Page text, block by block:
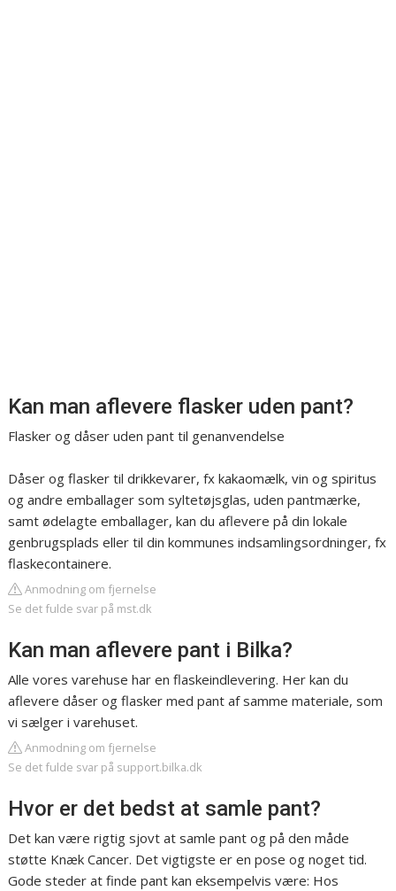
Kan man aflevere flasker uden pant?
Flasker og dåser uden pant til genanvendelse
Dåser og flasker til drikkevarer, fx kakaomælk, vin og spiritus
og andre emballager som syltetøjsglas, uden pantmærke,
samt ødelagte emballager, kan du aflevere på din lokale
genbrugsplads eller til din kommunes indsamlingsordninger, fx
flaskecontainere.
Anmodning om fjernelse
Se det fulde svar på mst.dk
Kan man aflevere pant i Bilka?
Alle vores varehuse har en flaskeindlevering. Her kan du
aflevere dåser og flasker med pant af samme materiale, som
vi sælger i varehuset.
Anmodning om fjernelse
Se det fulde svar på support.bilka.dk
Hvor er det bedst at samle pant?
Det kan være rigtig sjovt at samle pant og på den måde
støtte Knæk Cancer. Det vigtigste er en pose og noget tid.
Gode steder at finde pant kan eksempelvis være: Hos